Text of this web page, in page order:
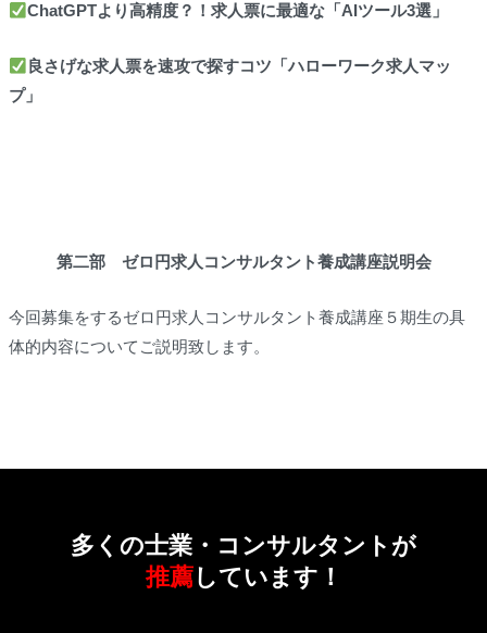
ChatGPTより高精度？！求人票に最適な「AIツール3選」
良さげな求人票を速攻で探すコツ「ハローワーク求人マッ
プ」
第二部 ゼロ円求人コンサルタント養成講座説明会
今回募集をするゼロ円求人コンサルタント養成講座５期生の具
体的内容についてご説明致します。
多くの士業・コンサルタントが
推薦しています！